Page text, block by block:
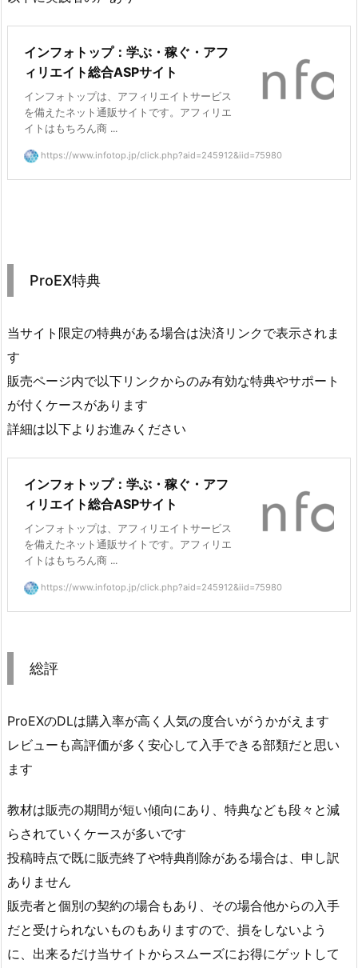
インフォトップ：学ぶ・稼ぐ・アフ
ィリエイト総合ASPサイト
インフォトップは、アフィリエイトサービス
を備えたネット通販サイトです。アフィリエ
イトはもちろん商 ...
https://www.infotop.jp/click.php?aid=245912&iid=75980
ProEX特典
当サイト限定の特典がある場合は決済リンクで表示されま
す
販売ページ内で以下リンクからのみ有効な特典やサポート
が付くケースがあります
詳細は以下よりお進みください
インフォトップ：学ぶ・稼ぐ・アフ
ィリエイト総合ASPサイト
インフォトップは、アフィリエイトサービス
を備えたネット通販サイトです。アフィリエ
イトはもちろん商 ...
https://www.infotop.jp/click.php?aid=245912&iid=75980
総評
ProEXのDLは購入率が高く人気の度合いがうかがえます
レビューも高評価が多く安心して入手できる部類だと思い
ます
教材は販売の期間が短い傾向にあり、特典なども段々と減
らされていくケースが多いです
投稿時点で既に販売終了や特典削除がある場合は、申し訳
ありません
販売者と個別の契約の場合もあり、その場合他からの入手
だと受けられないものもありますので、損をしないよう
に、出来るだけ当サイトからスムーズにお得にゲットして